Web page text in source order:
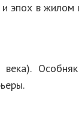
эпох в жилом